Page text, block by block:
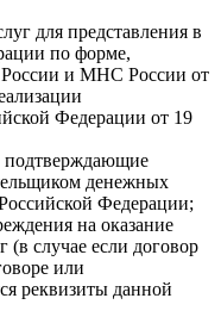
для представления в
по форме,
и МНС России от
Федерации от 19
подтверждающие
денежных
Федерации;
на оказание
случае если договор
или
реквизиты данной